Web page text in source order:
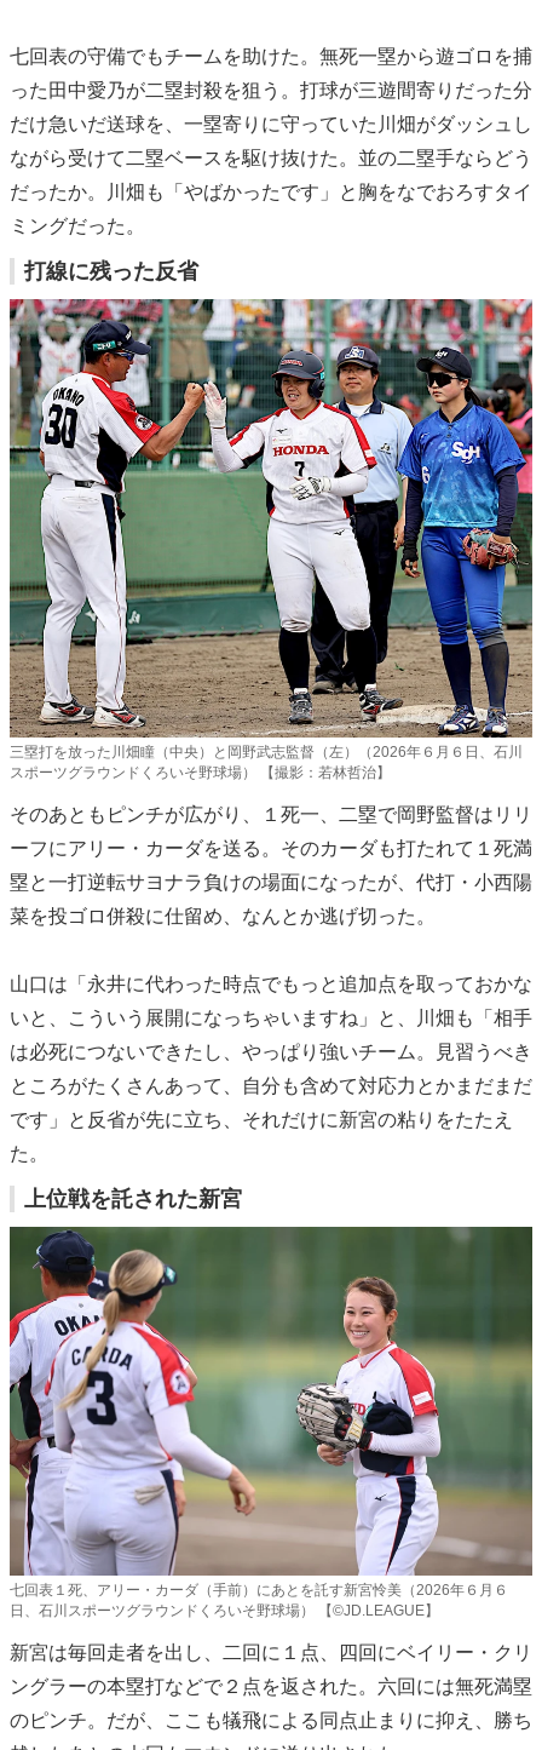
七回表の守備でもチームを助けた。無死一塁から遊ゴロを捕
った田中愛乃が二塁封殺を狙う。打球が三遊間寄りだった分
だけ急いだ送球を、一塁寄りに守っていた川畑がダッシュし
ながら受けて二塁ベースを駆け抜けた。並の二塁手ならどう
だったか。川畑も「やばかったです」と胸をなでおろすタイ
ミングだった。
打線に残った反省
三塁打を放った川畑瞳（中央）と岡野武志監督（左）（2026年６月６日、石川
スポーツグラウンドくろいそ野球場） 【撮影：若林哲治】
そのあともピンチが広がり、１死一、二塁で岡野監督はリリ
ーフにアリー・カーダを送る。そのカーダも打たれて１死満
塁と一打逆転サヨナラ負けの場面になったが、代打・小西陽
菜を投ゴロ併殺に仕留め、なんとか逃げ切った。
山口は「永井に代わった時点でもっと追加点を取っておかな
いと、こういう展開になっちゃいますね」と、川畑も「相手
は必死につないできたし、やっぱり強いチーム。見習うべき
ところがたくさんあって、自分も含めて対応力とかまだまだ
です」と反省が先に立ち、それだけに新宮の粘りをたたえ
た。
上位戦を託された新宮
七回表１死、アリー・カーダ（手前）にあとを託す新宮怜美（2026年６月６
日、石川スポーツグラウンドくろいそ野球場） 【©JD.LEAGUE】
新宮は毎回走者を出し、二回に１点、四回にベイリー・クリ
ングラーの本塁打などで２点を返された。六回には無死満塁
のピンチ。だが、ここも犠飛による同点止まりに抑え、勝ち